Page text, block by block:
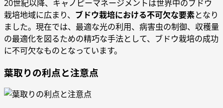
20世紀以降、キャノピーマネージメントは世界中のブドウ
栽培地域に広まり、 ブドウ栽培における不可欠な要素となり
ました。現在では、最適な光の利用、病害虫の制御、収穫量
の最適化を図るための精巧な手法として、ブドウ栽培の成功
に不可欠なものとなっています。
葉取りの利点と注意点